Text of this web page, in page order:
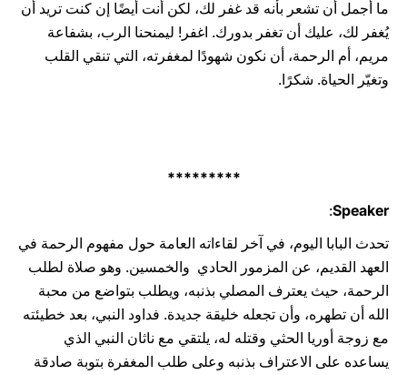
ما أجمل أن تشعر بأنه قد غفر لك، لكن أنت أيضًا إن كنت تريد أن
يُغفر لك، عليك أن تغفر بدورك. اغفر! ليمنحنا الرب، بشفاعة
مريم، أم الرحمة، أن نكون شهودًا لمغفرته، التي تنقي القلب
وتغيّر الحياة. شكرًا.
*********
Speaker
:
تحدث البابا اليوم، في آخر لقاءاته العامة حول مفهوم الرحمة في
العهد القديم، عن المزمور الحادي ‏ ‏والخمسين. وهو صلاة لطلب
الرحمة، حيث يعترف المصلي بذنبه، ويطلب بتواضع من محبة
الله أن تطهره،‏ وأن ‏تجعله خليقة جديدة. فداود النبي، بعد خطيئته
مع زوجة أوريا الحثي وقتله له، يلتقي مع ناثان النبي الذي ‏
يساعده ‏على الاعتراف بذنبه وعلى طلب المغفرة بتوبة صادقة